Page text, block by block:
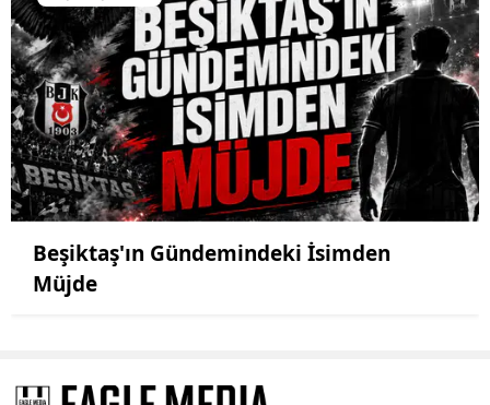
Beşiktaş'ın Gündemindeki İsimden
Müjde